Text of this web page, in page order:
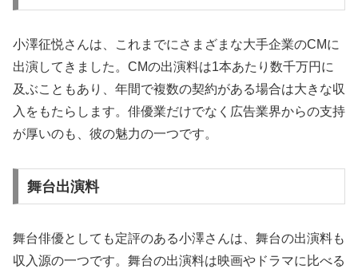
小澤征悦さんは、これまでにさまざまな大手企業のCMに
出演してきました。CMの出演料は1本あたり数千万円に
及ぶこともあり、年間で複数の契約がある場合は大きな収
入をもたらします。俳優業だけでなく広告業界からの支持
が厚いのも、彼の魅力の一つです。
舞台出演料
舞台俳優としても定評のある小澤さんは、舞台の出演料も
収入源の一つです。舞台の出演料は映画やドラマに比べる